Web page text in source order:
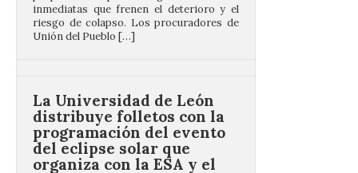
del eclipse solar que
organiza con la ESA y el
Ayuntamiento
7 Ago 2026